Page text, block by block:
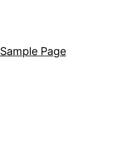
Sample Page